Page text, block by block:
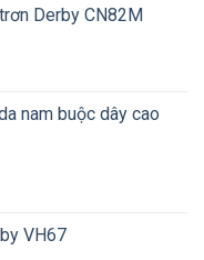
Derby CN82M
nam buộc dây cao
VH67